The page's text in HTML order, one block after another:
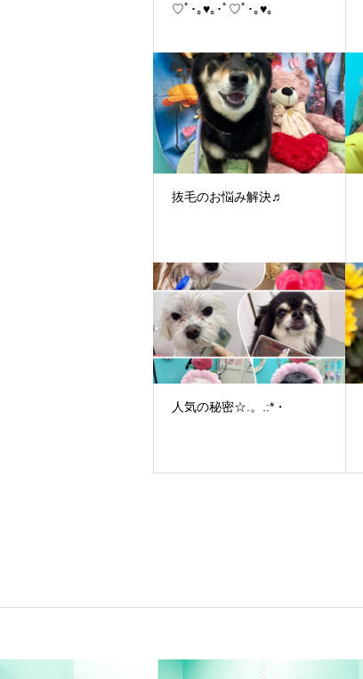
♡ﾟ･｡♥｡･ﾟ♡ﾟ･｡♥｡
抜毛のお悩み解決♬
人気の秘密☆.。.:*・